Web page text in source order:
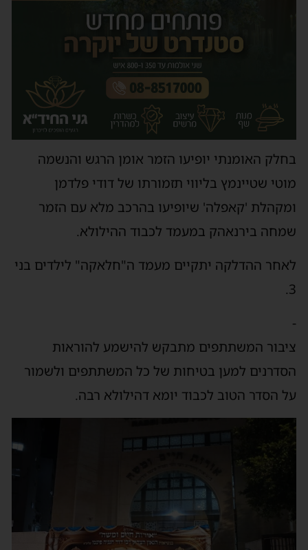
בחלק האומנתי יופיעו הזמר אומן הרגש והנשמה
מוטי שטיינמץ בליווי תזמורתו של דודי פלדמן
ומקהלת 'קאפלה' שיופיעו בהרכב מלא עם הזמר
שמחה בירנאהק במעמד לכבוד ההילולא.
לאחר ההדלקה יתקיים מעמד ה"חלאקה" לילדים בני
3.
-
ציבור המשתתפים מתבקש להישמע להוראות
הסדרנים למען בטיחות של כל המשתתפים ולשמור
על הסדר הטוב לכבוד יומא דהילולא רבה.